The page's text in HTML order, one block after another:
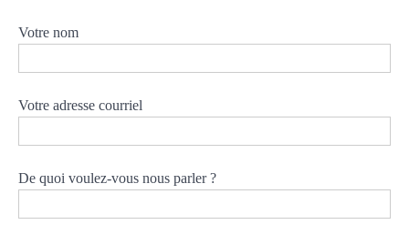
Votre nom
Votre adresse courriel
De quoi voulez-vous nous parler ?